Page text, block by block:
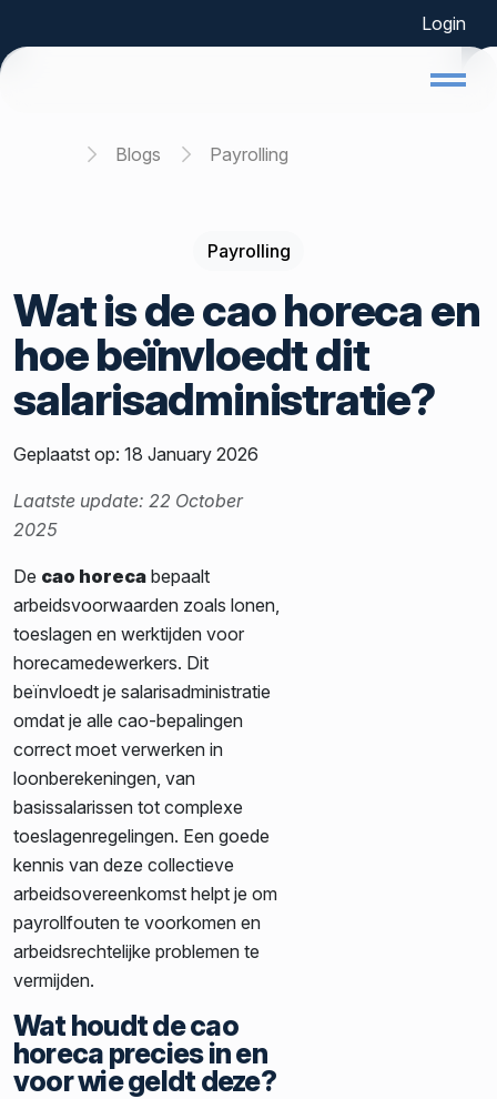
Login
Home Blogs Payrolling
Payrolling
Wat is de cao horeca en
hoe beïnvloedt dit
salarisadministratie?
Geplaatst op: 18 January 2026
Laatste update: 22 October
2025
De cao horeca bepaalt
arbeidsvoorwaarden zoals lonen,
toeslagen en werktijden voor
horecamedewerkers. Dit
beïnvloedt je salarisadministratie
omdat je alle cao-bepalingen
correct moet verwerken in
loonberekeningen, van
basissalarissen tot complexe
toeslagenregelingen. Een goede
kennis van deze collectieve
arbeidsovereenkomst helpt je om
payrollfouten te voorkomen en
arbeidsrechtelijke problemen te
vermijden.
Wat houdt de cao
horeca precies in en
voor wie geldt deze?